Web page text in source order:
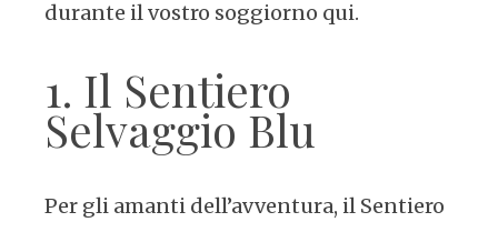
durante il vostro soggiorno qui.
1. Il Sentiero
Selvaggio Blu
Per gli amanti dell’avventura, il Sentiero